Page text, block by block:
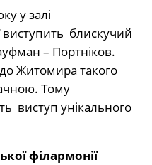
у залі
виступить блискучий
– Портніков.
Житомира такого
Тому
виступ унікального
філармонії